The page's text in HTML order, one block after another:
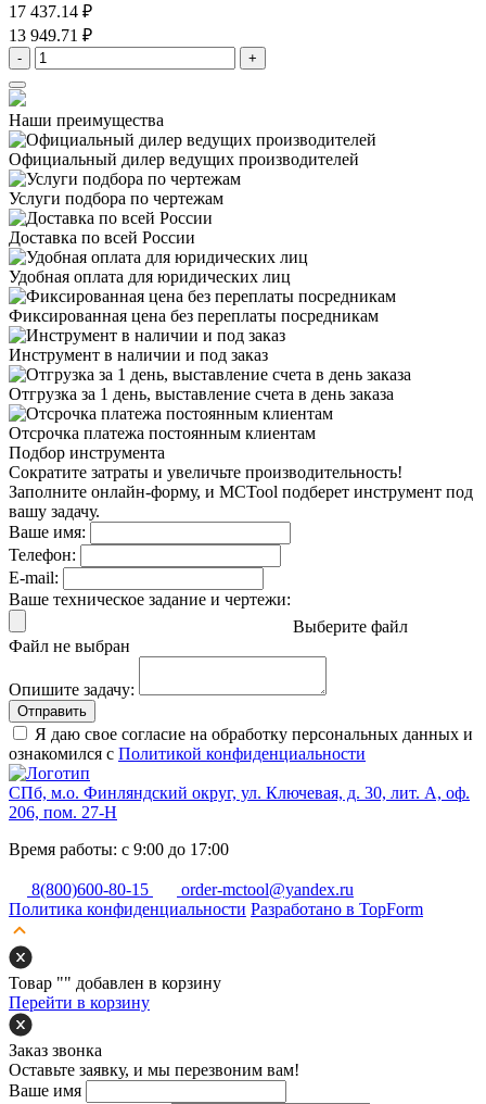
17 437.14 ₽
13 949.71 ₽
- +
Наши преимущества
Официальный дилер ведущих производителей
Услуги подбора по чертежам
Доставка по всей России
Удобная оплата для юридических лиц
Фиксированная цена без переплаты посредникам
Инструмент в наличии и под заказ
Отгрузка за 1 день, выставление счета в день заказа
Отсрочка платежа постоянным клиентам
Подбор инструмента
Сократите затраты и увеличьте производительность!
Заполните онлайн-форму, и MCTool подберет инструмент под
вашу задачу.
Ваше имя:
Телефон:
E-mail:
Ваше техническое задание и чертежи:
Выберите файл
Файл не выбран
Опишите задачу:
Отправить
Я даю свое согласие на обработку персональных данных и
ознакомился с Политикой конфиденциальности
СПб, м.о. Финляндский округ, ул. Ключевая, д. 30, лит. А, оф.
206, пом. 27-Н
Время работы: с 9:00 до 17:00
8(800)600-80-15
order-mctool@yandex.ru
Политика конфиденциальности Разработано в TopForm
Товар "" добавлен в корзину
Перейти в корзину
Заказ звонка
Оставьте заявку, и мы перезвоним вам!
Ваше имя